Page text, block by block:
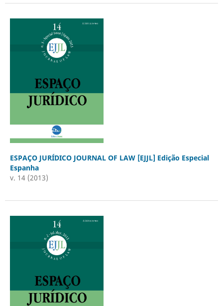
ESPAÇO JURÍDICO JOURNAL OF LAW [EJJL] Edição Especial
Espanha
v. 14 (2013)